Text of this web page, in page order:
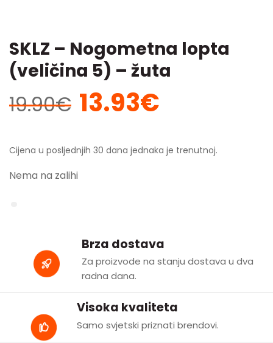
SKLZ – Nogometna lopta
(veličina 5) – žuta
19.90€ Izvorna
cijena
je:
13.93€Trenutna
13.93€.
Cijena u posljednjih 30 dana jednaka je trenutnoj.
Nema na zalihi
Brza dostava
Za proizvode na stanju dostava u dva
radna dana.
Visoka kvaliteta
Samo svjetski priznati brendovi.